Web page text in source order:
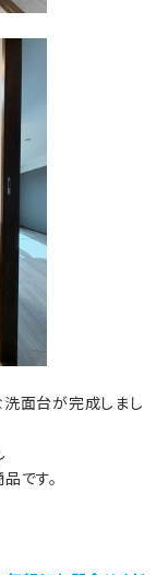
面台が完成しまし
です。